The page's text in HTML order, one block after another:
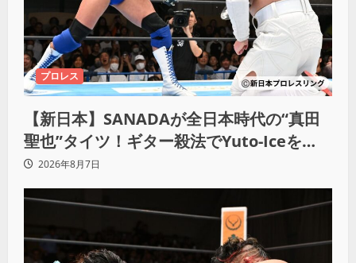
プロレス
【新日本】SANADAが全日本時代の“真田
聖也”タイツ！ギター殺法でYuto-Iceを
KO「俺と闘う時は考えろ。感じるな」
2026年8月7日